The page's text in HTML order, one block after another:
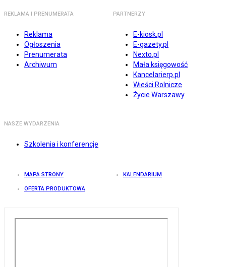
REKLAMA I PRENUMERATA
Reklama
Ogłoszenia
Prenumerata
Archiwum
PARTNERZY
E-kiosk.pl
E-gazety.pl
Nexto.pl
Mała księgowość
Kancelarierp.pl
Wieści Rolnicze
Życie Warszawy
NASZE WYDARZENIA
Szkolenia i konferencje
MAPA STRONY KALENDARIUM
OFERTA PRODUKTOWA